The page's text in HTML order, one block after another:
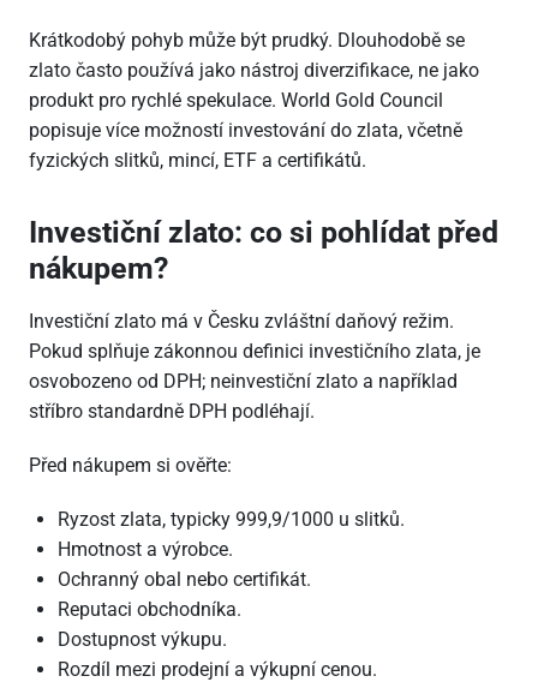
Krátkodobý pohyb může být prudký. Dlouhodobě se
zlato často používá jako nástroj diverzifikace, ne jako
produkt pro rychlé spekulace. World Gold Council
popisuje více možností investování do zlata, včetně
fyzických slitků, mincí, ETF a certifikátů.
Investiční zlato: co si pohlídat před
nákupem?
Investiční zlato má v Česku zvláštní daňový režim.
Pokud splňuje zákonnou definici investičního zlata, je
osvobozeno od DPH; neinvestiční zlato a například
stříbro standardně DPH podléhají.
Před nákupem si ověřte:
Ryzost zlata, typicky 999,9/1000 u slitků.
Hmotnost a výrobce.
Ochranný obal nebo certifikát.
Reputaci obchodníka.
Dostupnost výkupu.
Rozdíl mezi prodejní a výkupní cenou.